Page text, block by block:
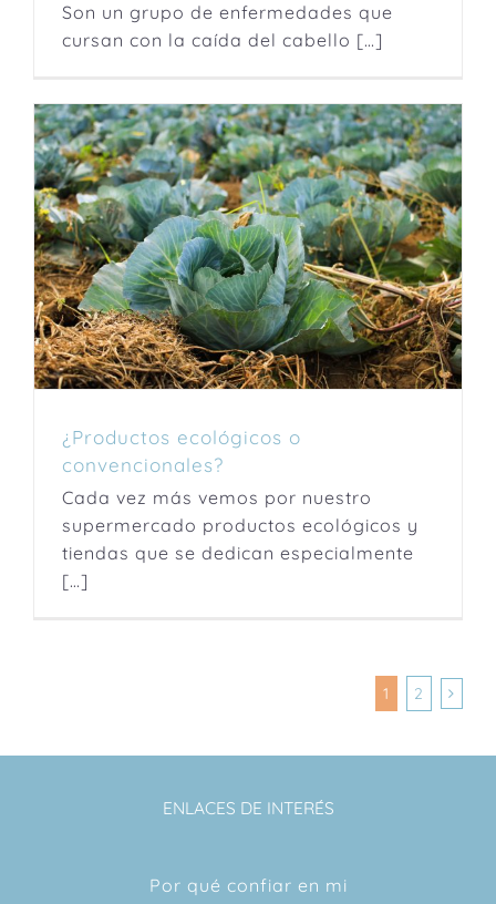
Son un grupo de enfermedades que
cursan con la caída del cabello […]
¿Productos ecológicos o
convencionales?
Cada vez más vemos por nuestro
supermercado productos ecológicos y
tiendas que se dedican especialmente
[…]
1 2
ENLACES DE INTERÉS
Por qué confiar en mi